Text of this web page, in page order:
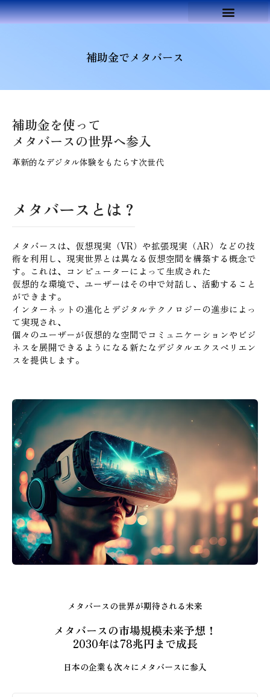
補助金でメタバース
補助金を使って
メタバースの世界へ参入
革新的なデジタル体験をもたらす次世代
メタバースとは？
メタバースは、仮想現実（VR）や拡張現実（AR）などの技
術を利用し、現実世界とは異なる仮想空間を構築する概念で
す。これは、コンピューターによって生成された
仮想的な環境で、ユーザーはその中で対話し、活動すること
ができます。
インターネットの進化とデジタルテクノロジーの進歩によっ
て実現され、
個々のユーザーが仮想的な空間でコミュニケーションやビジ
ネスを展開できるようになる新たなデジタルエクスペリエン
スを提供します。
メタバースの世界が期待される未来
メタバースの市場規模未来予想！
2030年は78兆円まで成長
日本の企業も次々にメタバースに参入